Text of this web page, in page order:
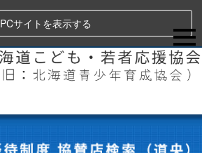
PCサイトを表示する